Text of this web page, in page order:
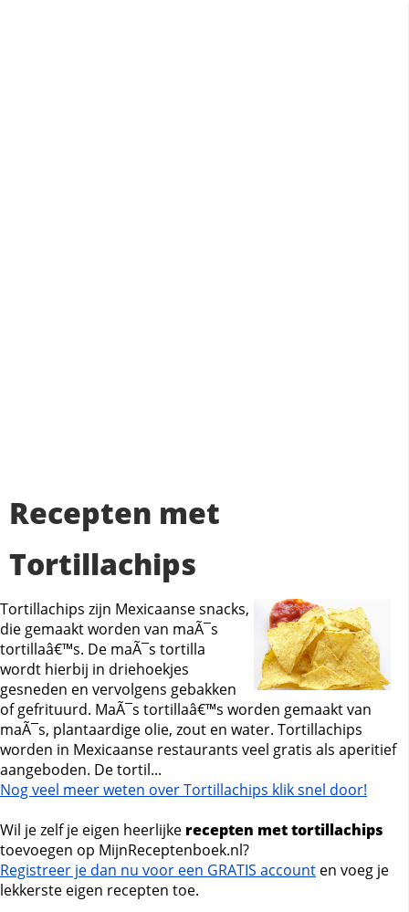
Recepten met
Tortillachips
Tortillachips zijn Mexicaanse snacks,
die gemaakt worden van maÃ¯s
tortillaâ€™s. De maÃ¯s tortilla
wordt hierbij in driehoekjes
gesneden en vervolgens gebakken
of gefrituurd. MaÃ¯s tortillaâ€™s worden gemaakt van
maÃ¯s, plantaardige olie, zout en water. Tortillachips
worden in Mexicaanse restaurants veel gratis als aperitief
aangeboden. De tortil...
Nog veel meer weten over Tortillachips klik snel door!
Wil je zelf je eigen heerlijke recepten met tortillachips
toevoegen op MijnReceptenboek.nl?
Registreer je dan nu voor een GRATIS account en voeg je
lekkerste eigen recepten toe.